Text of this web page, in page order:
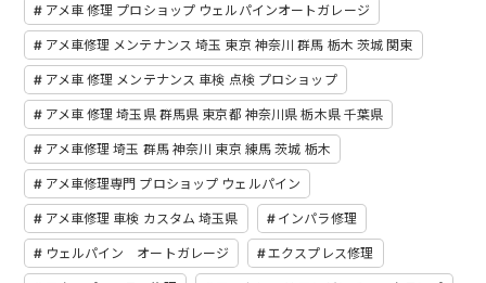
アメ車 修理 プロショップ ウェルパインオートガレージ
アメ車修理 メンテナンス 埼玉 東京 神奈川 群馬 栃木 茨城 関東
アメ車 修理 メンテナンス 車検 点検 プロショップ
アメ車 修理 埼玉県 群馬県 東京都 神奈川県 栃木県 千葉県
アメ車修理 埼玉 群馬 神奈川 東京 練馬 茨城 栃木
アメ車修理専門 プロショップ ウェルパイン
アメ車修理 車検 カスタム 埼玉県 インパラ修理
ウェルパイン オートガレージ エクスプレス修理